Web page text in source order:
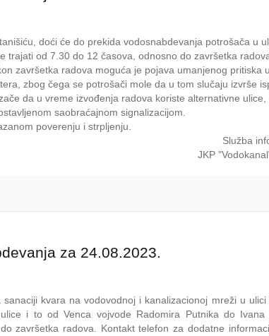
doći će do prekida vodosnabdevanja potrošača u
od 7.30 do 12 časova, odnosno do završetka
završetka radova moguća je pojava umanjenog pritiska
zbog čega se potrošači mole da u tom slučaju izvrše
da u vreme izvođenja radova koriste alternativne
saobraćajnom signalizacijom.
poverenju i strpljenju.
Služba
JKP
za 24.08.2023.
kvara na vodovodnoj i kanalizacionoj mreži u ulici
i to od Venca vojvode Radomira Putnika do Ivana
završetka radova. Kontakt telefon za dodatne